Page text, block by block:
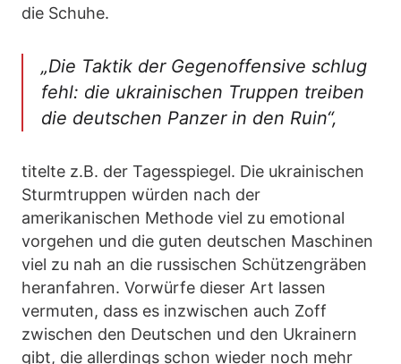
die Schuhe.
„Die Taktik der Gegenoffensive schlug
fehl: die ukrainischen Truppen treiben
die deutschen Panzer in den Ruin“,
titelte z.B. der Tagesspiegel. Die ukrainischen
Sturmtruppen würden nach der
amerikanischen Methode viel zu emotional
vorgehen und die guten deutschen Maschinen
viel zu nah an die russischen Schützengräben
heranfahren. Vorwürfe dieser Art lassen
vermuten, dass es inzwischen auch Zoff
zwischen den Deutschen und den Ukrainern
gibt, die allerdings schon wieder noch mehr